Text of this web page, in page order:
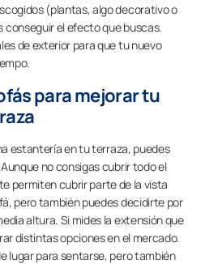
(plantas, algo decorativo o
el efecto que buscas.
de exterior para que tu nuevo
para mejorar tu
estantería en tu terraza, puedes
no consigas cubrir todo el
permiten cubrir parte de la vista
pero también puedes decidirte por
altura. Si mides la extensión que
distintas opciones en el mercado.
lugar para sentarse, pero también